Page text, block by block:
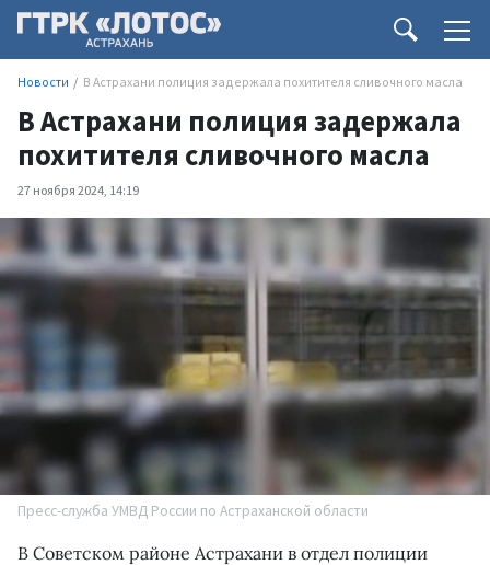
Новости В Астрахани полиция задержала похитителя сливочного масла
В Астрахани полиция задержала
похитителя сливочного масла
27 ноября 2024, 14:19
Пресс-служба УМВД России по Астраханской области
В Советском районе Астрахани в отдел полиции